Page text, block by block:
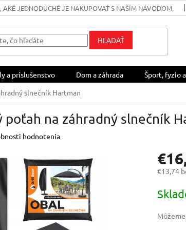
AKÉ JEDNODUCHÉ JE NAKUPOVAŤ S NAŠÍM NÁVODOM.
HĽADAŤ
a príslušenstvo Dom a záhrada Šport, fyzio
slnečník Hartman
poťah na záhradný slnečník
hodnotenia
€13,74
cena: